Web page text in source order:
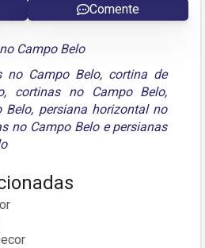
Comente
Campo Belo
no Campo Belo, cortina de
, cortinas no Campo Belo,
Belo, persiana horizontal no
no Campo Beloepersianas